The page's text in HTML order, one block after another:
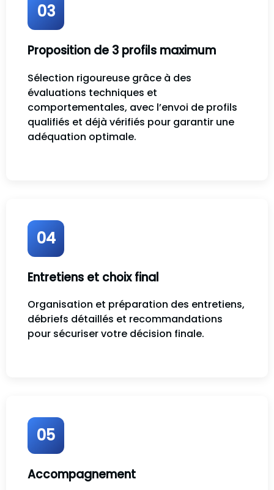
03
Proposition de 3 profils maximum
Sélection rigoureuse grâce à des
évaluations techniques et
comportementales, avec l’envoi de profils
qualifiés et déjà vérifiés pour garantir une
adéquation optimale.
04
Entretiens et choix final
Organisation et préparation des entretiens,
débriefs détaillés et recommandations
pour sécuriser votre décision finale.
05
Accompagnement